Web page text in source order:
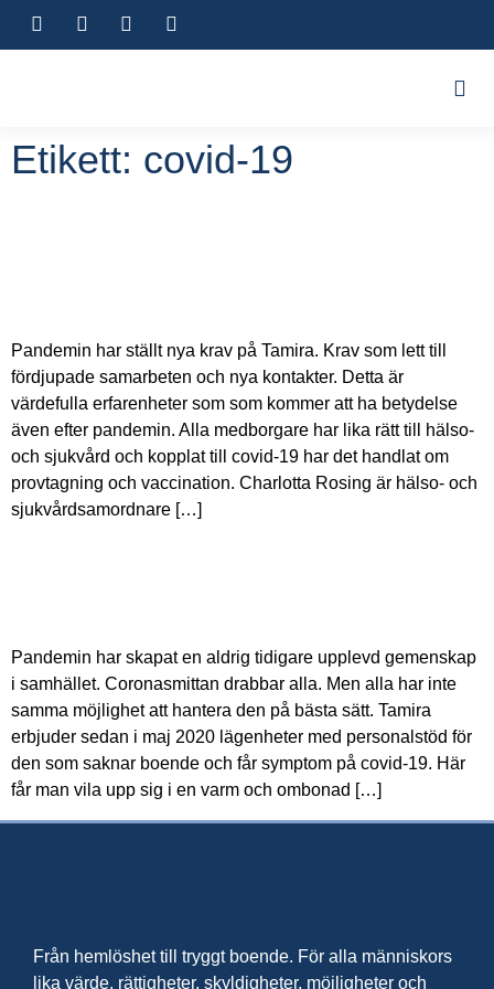
Etikett: covid-19
Pandemin har ställt nya krav på Tamira. Krav som lett till
fördjupade samarbeten och nya kontakter. Detta är
värdefulla erfarenheter som som kommer att ha betydelse
även efter pandemin. Alla medborgare har lika rätt till hälso-
och sjukvård och kopplat till covid-19 har det handlat om
provtagning och vaccination. Charlotta Rosing är hälso- och
sjukvårdsamordnare […]
Pandemin har skapat en aldrig tidigare upplevd gemenskap
i samhället. Coronasmittan drabbar alla. Men alla har inte
samma möjlighet att hantera den på bästa sätt. Tamira
erbjuder sedan i maj 2020 lägenheter med personalstöd för
den som saknar boende och får symptom på covid-19. Här
får man vila upp sig i en varm och ombonad […]
Från hemlöshet till tryggt boende. För alla människors
lika värde, rättigheter, skyldigheter, möjligheter och